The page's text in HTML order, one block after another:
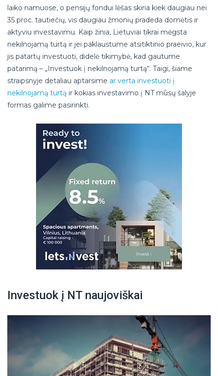
laiko namuose, o pensijų fondui lėšas skiria kiek daugiau nei
35 proc. tautiečių, vis daugiau žmonių pradeda domėtis ir
aktyviu investavimu. Kaip žinia, Lietuviai tikrai mėgsta
nekilnojamą turtą ir jei paklaustume atsitiktinio praeivio, kur
jis patartų investuoti, didelė tikimybė, kad gautume
patarimą – „Investuok į nekilnojamą turtą“. Taigi, šiame
straipsnyje detaliau aptarsime ar verta investuoti į
nekilnojamą turtą ir kokias investavimo į NT mūsų šalyje
formas galime pasirinkti.
Investuok į NT naujoviškai